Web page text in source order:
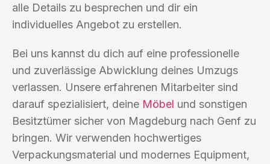
alle Details zu besprechen und dir ein
individuelles Angebot zu erstellen.
Bei uns kannst du dich auf eine professionelle
und zuverlässige Abwicklung deines Umzugs
verlassen. Unsere erfahrenen Mitarbeiter sind
darauf spezialisiert, deine Möbel und sonstigen
Besitztümer sicher von Magdeburg nach Genf zu
bringen. Wir verwenden hochwertiges
Verpackungsmaterial und modernes Equipment,